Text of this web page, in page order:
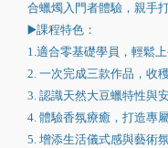
合蠟燭入門者體驗，親手
▶️課程特色：
1.適合零基礎學員，輕鬆上
2. 一次完成三款作品，收
3. 認識天然大豆蠟特性與
4. 體驗香氛療癒，打造專
5. 增添生活儀式感與藝術氛